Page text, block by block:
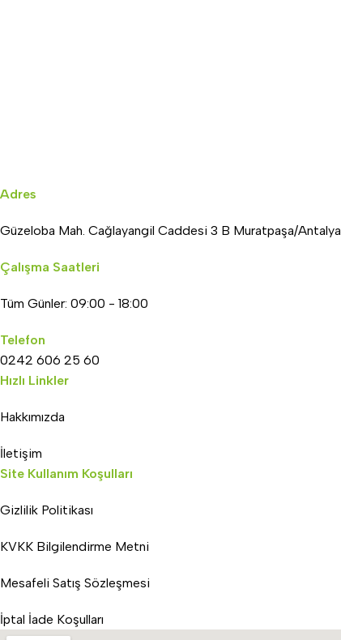
Adres
Güzeloba Mah. Cağlayangil Caddesi 3 B Muratpaşa/Antalya
Çalışma Saatleri
Tüm Günler: 09:00 - 18:00
Telefon
0242 606 25 60
Hızlı Linkler
Hakkımızda
İletişim
Site Kullanım Koşulları
Gizlilik Politikası
KVKK Bilgilendirme Metni
Mesafeli Satış Sözleşmesi
İptal İade Koşulları